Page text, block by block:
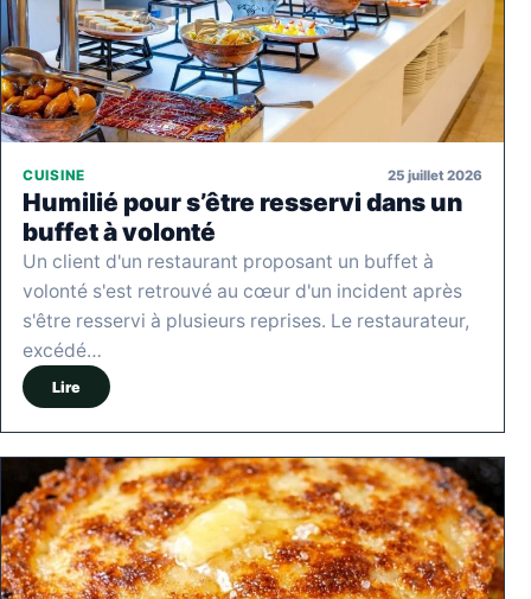
CUISINE 25 juillet 2026
Humilié pour s’être resservi dans un
buffet à volonté
Un client d'un restaurant proposant un buffet à
volonté s'est retrouvé au cœur d'un incident après
s'être resservi à plusieurs reprises. Le restaurateur,
excédé…
Lire